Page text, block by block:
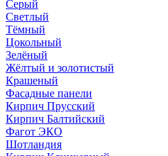
Серый
Светлый
Тёмный
Цокольный
Зелёный
Жёлтый и золотистый
Крашеный
Фасадные панели
Кирпич Прусский
Кирпич Балтийский
Фагот ЭКО
Шотландия